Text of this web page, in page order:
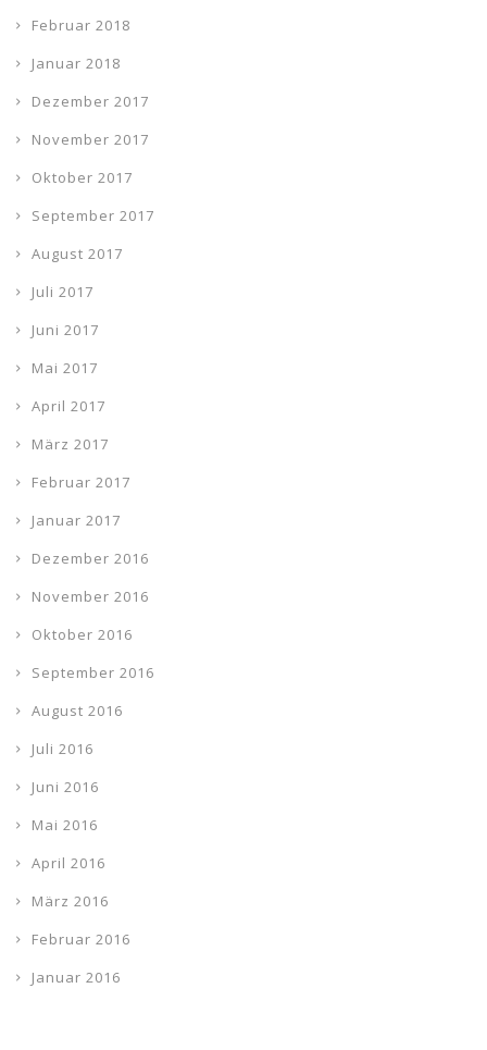
Februar 2018
Januar 2018
Dezember 2017
November 2017
Oktober 2017
September 2017
August 2017
Juli 2017
Juni 2017
Mai 2017
April 2017
März 2017
Februar 2017
Januar 2017
Dezember 2016
November 2016
Oktober 2016
September 2016
August 2016
Juli 2016
Juni 2016
Mai 2016
April 2016
März 2016
Februar 2016
Januar 2016